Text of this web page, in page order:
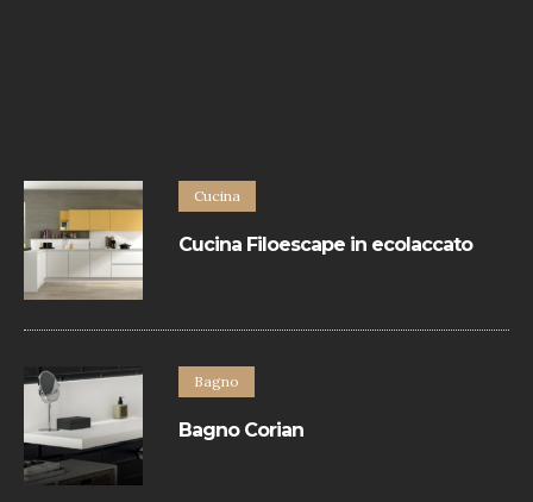
Cucina
Cucina Filoescape in ecolaccato
sono realizzate con materiali eccellenti.
Bagno
Bagno Corian